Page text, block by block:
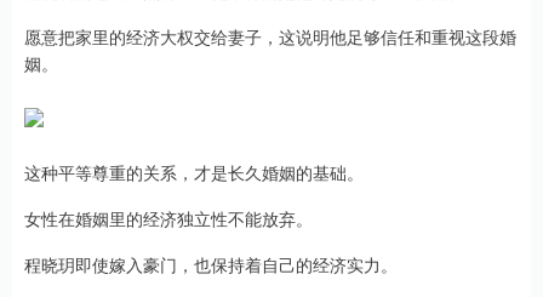
愿意把家里的经济大权交给妻子，这说明他足够信任和重视这段婚
姻。
这种平等尊重的关系，才是长久婚姻的基础。
女性在婚姻里的经济独立性不能放弃。
程晓玥即使嫁入豪门，也保持着自己的经济实力。